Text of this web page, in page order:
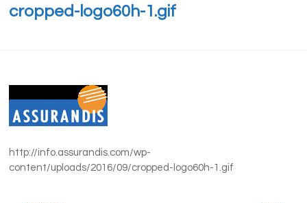
cropped-logo60h-1.gif
http://info.assurandis.com/wp-
content/uploads/2016/09/cropped-logo60h-1.gif